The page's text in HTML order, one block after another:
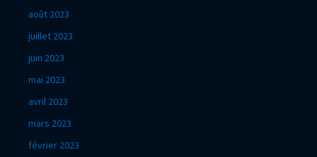
août 2023
juillet 2023
juin 2023
mai 2023
avril 2023
mars 2023
février 2023